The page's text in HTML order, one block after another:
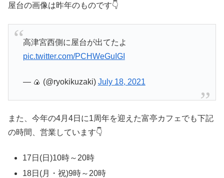
屋台の画像は昨年のものです👇
高津宮西側に屋台が出てたよ
pic.twitter.com/PCHWeGuIGI
— 🍙 (@ryokikuzaki) July 18, 2021
また、今年の4月4日に1周年を迎えた富亭カフェでも下記
の時間、営業しています👇
17日(日)10時～20時
18日(月・祝)9時～20時